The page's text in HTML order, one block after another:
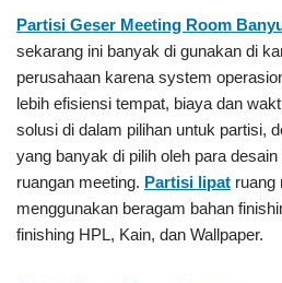
Partisi Geser Meeting Room
sekarang ini banyak di gunakan di
perusahaan karena system
lebih efisiensi tempat, biaya dan
solusi di dalam pilihan untuk partisi,
yang banyak di pilih oleh para
ruangan meeting. Partisi lipat ruang
menggunakan beragam bahan
finishing HPL, Kain, dan Wallpaper.